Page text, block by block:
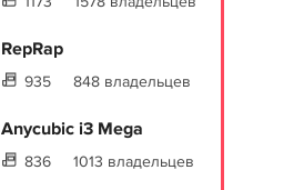
RepRap
935 848 владельцев
Anycubic i3 Mega
836 1013 владельцев